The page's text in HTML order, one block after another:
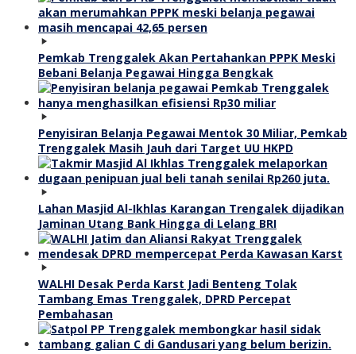
Pemkab Trenggalek Akan Pertahankan PPPK Meski
Bebani Belanja Pegawai Hingga Bengkak
Penyisiran Belanja Pegawai Mentok 30 Miliar, Pemkab
Trenggalek Masih Jauh dari Target UU HKPD
Lahan Masjid Al-Ikhlas Karangan Trengalek dijadikan
Jaminan Utang Bank Hingga di Lelang BRI
WALHI Desak Perda Karst Jadi Benteng Tolak
Tambang Emas Trenggalek, DPRD Percepat
Pembahasan